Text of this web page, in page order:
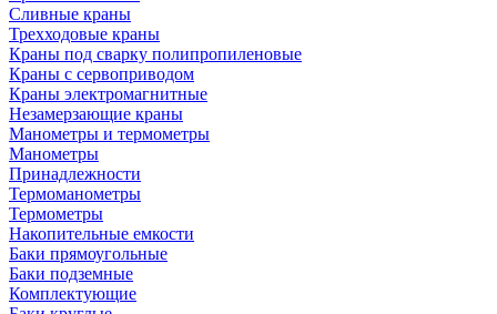
Сливные краны
Трехходовые краны
Краны под сварку полипропиленовые
Краны с сервоприводом
Краны электромагнитные
Незамерзающие краны
Манометры и термометры
Манометры
Принадлежности
Термоманометры
Термометры
Накопительные емкости
Баки прямоугольные
Баки подземные
Комплектующие